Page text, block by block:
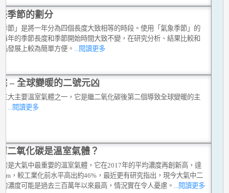
季節的劃分
節」是將一年分為四個長度大致相等的時段。使用「氣象季節」的
年的季節長度和季節開始時間大致不變，在研究分析、結果比較和
發展上較為簡單方便。 ...閱讀更多
– 全球變暖的二號元凶
大主要溫室氣體之一，它是繼二氧化碳後第二個導致全球變暖的主
...閱讀更多
二氧化碳是溫室氣體？
是大氣中最重要的溫室氣體，它在2017年的平均濃度再創新高，達
，較工業化前水平高出約46%，最近更有研究指出，現今大氣中二
濃度可能是過去三百萬年以來最高，情況實在令人憂慮。 ...閱讀更多